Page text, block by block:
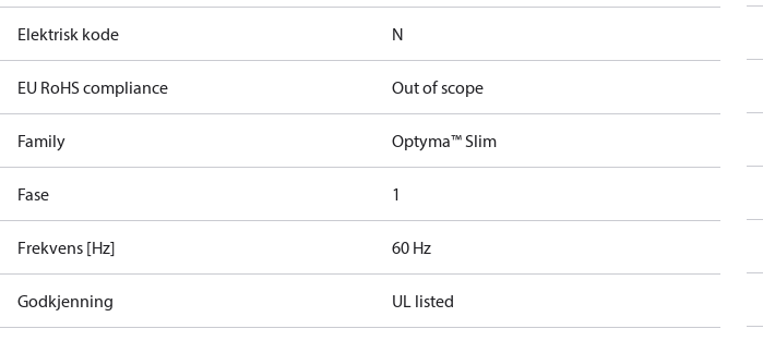
Elektrisk kode N
EU RoHS compliance Out of scope
Family Optyma™ Slim
Fase 1
Frekvens [Hz] 60 Hz
Godkjenning UL listed